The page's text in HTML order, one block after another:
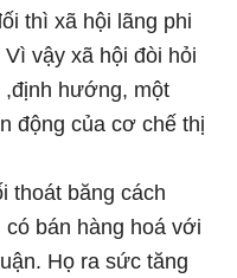
thì xã hội lãng phi
vậy xã hội đòi hỏi
,định hướng, một
động của cơ chế thị
thoát băng cách
bán hàng hoá với
Họ ra sức tăng